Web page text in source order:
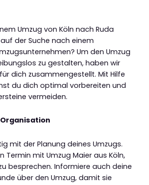
Umzug von Köln nach Ruda
der Suche nach einem
Um den Umzug
zu gestalten, haben wir
dich zusammengestellt. Mit Hilfe
du dich optimal vorbereiten und
vermeiden.
Organisation
mit der Planung deines Umzugs.
Termin mit Umzug Maier aus Köln,
besprechen. Informiere auch deine
über den Umzug, damit sie